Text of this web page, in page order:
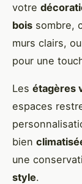
votre
bois sombre,
murs clairs,
pour une
Les étagères
espaces
bien
une
style.